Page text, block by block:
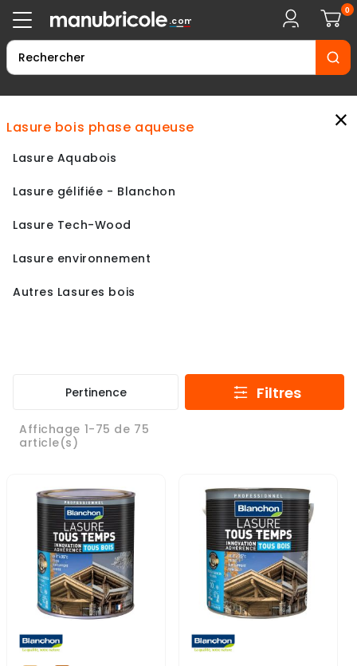
×
lasure bois phase aqueuse
Lasure Aquabois
Lasure gélifiée - Blanchon
Lasure Tech-Wood
Lasure environnement
Autres Lasures bois
Pertinence
Affichage 1-75 de 75
article(s)
Filtres
.com
0